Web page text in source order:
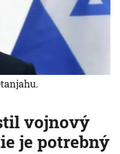
vojnový
je potrebný